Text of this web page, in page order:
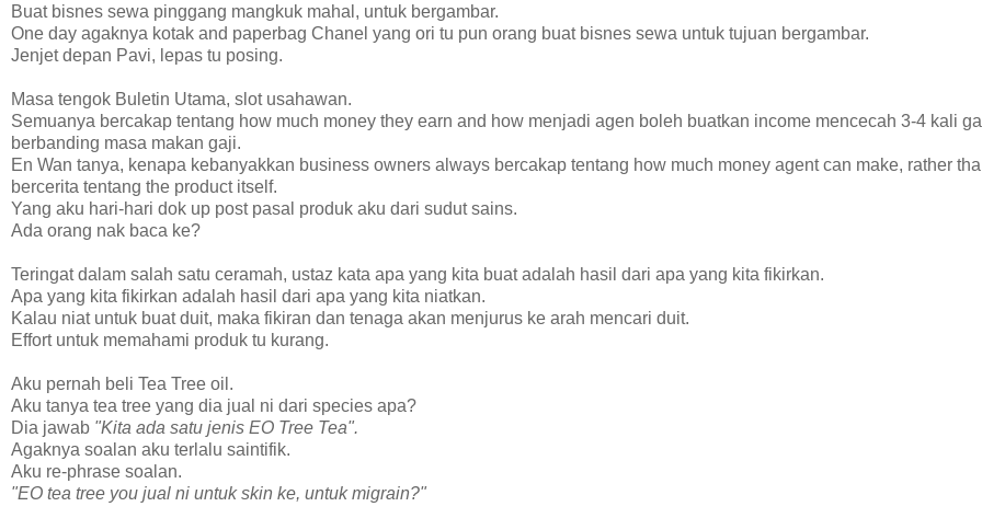
Buat bisnes sewa pinggang mangkuk mahal, untuk bergambar.
One day agaknya kotak and paperbag Chanel yang ori tu pun orang buat bisnes sewa untuk tujuan bergambar.
Jenjet depan Pavi, lepas tu posing.
Masa tengok Buletin Utama, slot usahawan.
Semuanya bercakap tentang how much money they earn and how menjadi agen boleh buatkan income mencecah 3-4 kali
berbanding masa makan gaji.
En Wan tanya, kenapa kebanyakkan business owners always bercakap tentang how much money agent can make, rather
bercerita tentang the product itself.
Yang aku hari-hari dok up post pasal produk aku dari sudut sains.
Ada orang nak baca ke?
Teringat dalam salah satu ceramah, ustaz kata apa yang kita buat adalah hasil dari apa yang kita fikirkan.
Apa yang kita fikirkan adalah hasil dari apa yang kita niatkan.
Kalau niat untuk buat duit, maka fikiran dan tenaga akan menjurus ke arah mencari duit.
Effort untuk memahami produk tu kurang.
Aku pernah beli Tea Tree oil.
Aku tanya tea tree yang dia jual ni dari species apa?
Dia jawab "Kita ada satu jenis EO Tree Tea".
Agaknya soalan aku terlalu saintifik.
Aku re-phrase soalan.
"EO tea tree you jual ni untuk skin ke, untuk migrain?"